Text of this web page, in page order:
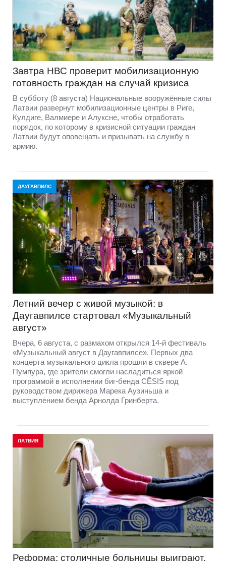
Завтра НВС проверит мобилизационную
готовность граждан на случай кризиса
В субботу (8 августа) Национальные вооружённые силы
Латвии развернут мобилизационные центры в Риге,
Кулдиге, Валмиере и Алуксне, чтобы отработать
порядок, по которому в кризисной ситуации граждан
Латвии будут оповещать и призывать на службу в
армию.
ДАУГАВПИЛС
Летний вечер с живой музыкой: в
Даугавпилсе стартовал «Музыкальный
август»
Вчера, 6 августа, с размахом открылся 14-й фестиваль
«Музыкальный август в Даугавпилсе». Первых два
концерта музыкального цикла прошли в сквере А.
Пумпура, где зрители смогли насладиться яркой
программой в исполнении биг-бенда CĒSIS под
руководством дирижера Марека Аузиньша и
выступлением бенда Арнолда Гринберта.
ЛАТВИЯ
Реформа: столичные больницы выиграют,